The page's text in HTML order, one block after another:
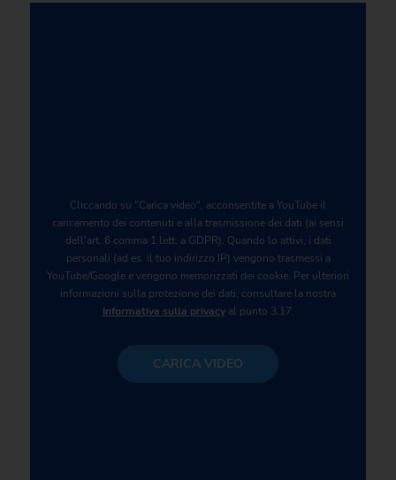
Cliccando su "Carica video", acconsentite a YouTube il
caricamento dei contenuti e alla trasmissione dei dati (ai sensi
dell'art. 6 comma 1 lett. a GDPR). Quando lo attivi, i dati
personali (ad es. il tuo indirizzo IP) vengono trasmessi a
YouTube/Google e vengono memorizzati dei cookie. Per ulteriori
informazioni sulla protezione dei dati, consultare la nostra
Informativa sulla privacyal punto 3.17.
CARICA VIDEO